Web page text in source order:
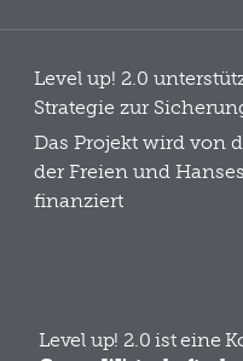
Level up! 2.0
Strategie zur
Das Projekt wird von
der Freien und
finanziert
Level up! 2.0 ist eine